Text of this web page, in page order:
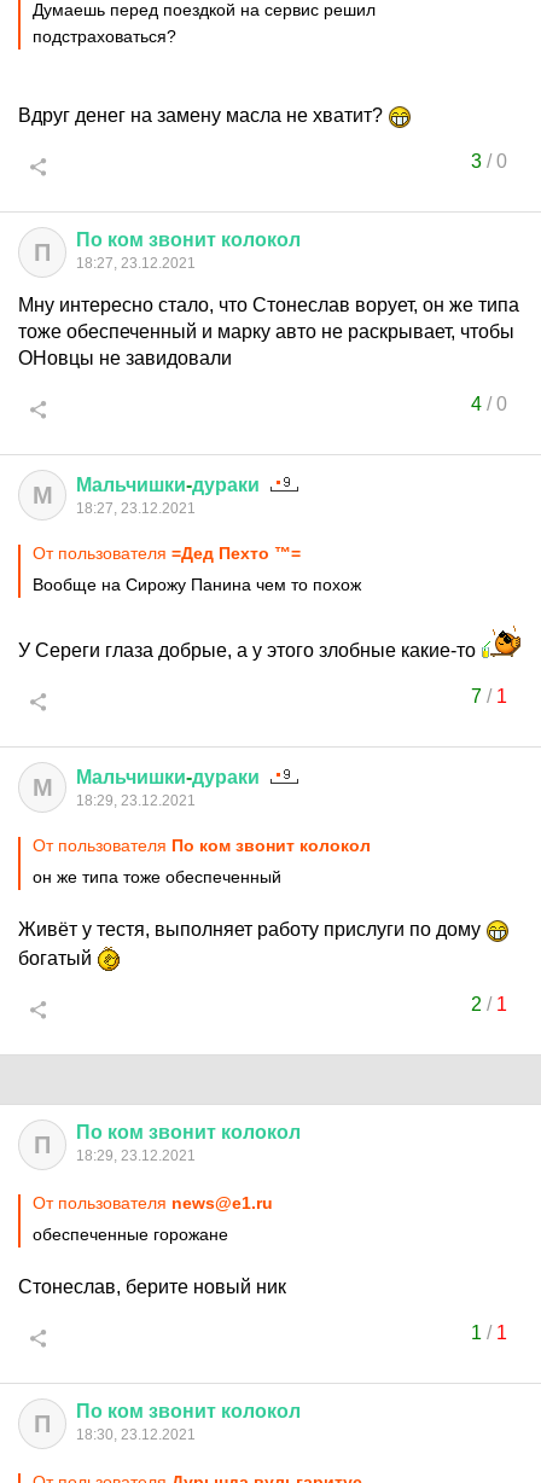
Думаешь перед поездкой на сервис решил
подстраховаться?
Вдруг денег на замену масла не хватит?
3/0
П По ком звонит колокол
18:27, 23.12.2021
Мну интересно стало, что Стонеслав ворует, он же типа
тоже обеспеченный и марку авто не раскрывает, чтобы
ОНовцы не завидовали
4/0
М Мальчишки-дураки
18:27, 23.12.2021
От пользователя =Дeд Пехтo ™=
Вообще на Сирожу Панина чем то похож
У Сереги глаза добрые, а у этого злобные какие-то
7/ 1
М Мальчишки-дураки
18:29, 23.12.2021
От пользователя По ком звонит колокол
он же типа тоже обеспеченный
Живёт у тестя, выполняет работу прислуги по дому
богатый
2 / 1
П По ком звонит колокол
18:29, 23.12.2021
От пользователя news@e1.ru
обеспеченные горожане
Стонеслав, берите новый ник
1 / 1
П По ком звонит колокол
18:30, 23.12.2021